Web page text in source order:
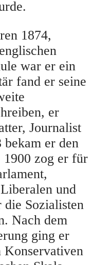
1874,
war er ein
fand er seine
er
Journalist
er den
zog er für
und
die Sozialisten
Nach dem
ging er
Konservativen